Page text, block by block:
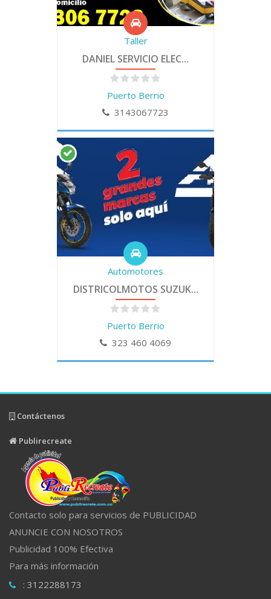
Taller
DANIEL SERVICIO ELEC...
Puerto Berrio
3143067723
Automotores
DISTRICOLMOTOS SUZUK...
Puerto Berrio
323 460 4069
Contáctenos
Publirecreate
Contacto solo para servicios de PUBLICIDAD
ANUNCIE CON NOSOTROS
Publicidad 100% Efectiva
Para más información
: 3122288173